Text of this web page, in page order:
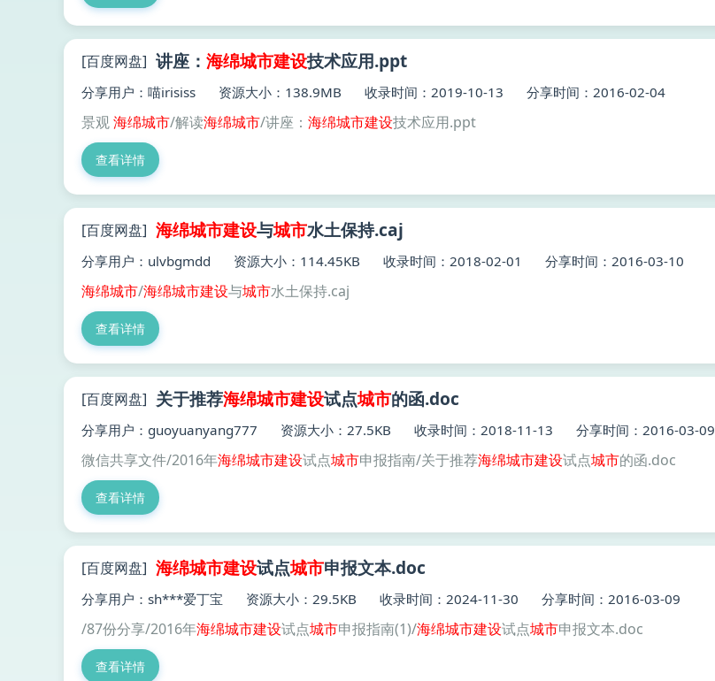
[百度网盘] 讲座： 海绵城市建设技术应用.ppt
分享用户：喵irisiss 资源大小：138.9MB 收录时间：2019-10-13 分享时间：2016-02-04
景观海绵城市/解读海绵城市/讲座： 海绵城市建设技术应用.ppt
查看详情
[百度网盘] 海绵城市建设与城市水土保持.caj
分享用户：ulvbgmdd 资源大小：114.45KB 收录时间：2018-02-01 分享时间：2016-03-10
海绵城市/海绵城市建设与城市水土保持.caj
查看详情
[百度网盘] 关于推荐海绵城市建设试点城市的函.doc
分享用户：guoyuanyang777 资源大小：27.5KB 收录时间：2018-11-13 分享时间：2016-03-09
微信共享文件/2016年海绵城市建设试点城市申报指南/关于推荐海绵城市建设试点城市的函.doc
查看详情
[百度网盘] 海绵城市建设试点城市申报文本.doc
分享用户：sh***爱丁宝 资源大小：29.5KB 收录时间：2024-11-30 分享时间：2016-03-09
/87份分享/2016年海绵城市建设试点城市申报指南(1)/海绵城市建设试点城市申报文本.doc
查看详情